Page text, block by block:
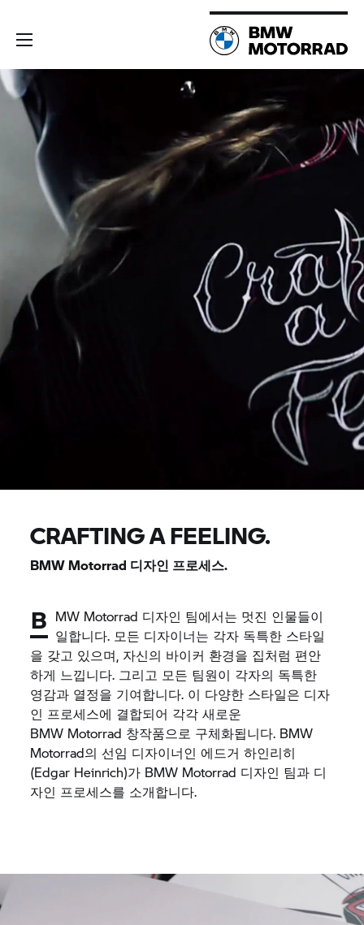
CRAFTING A FEELING.
BMW Motorrad 디자인 프로세스.
B MW Motorrad 디자인 팀에서는 멋진 인물들이
일합니다. 모든 디자이너는 각자 독특한 스타일
을 갖고 있으며, 자신의 바이커 환경을 집처럼 편안
하게 느낍니다. 그리고 모든 팀원이 각자의 독특한
영감과 열정을 기여합니다. 이 다양한 스타일은 디자
인 프로세스에 결합되어 각각 새로운
BMW Motorrad 창작품으로 구체화됩니다. BMW
Motorrad의 선임 디자이너인 에드거 하인리히
(Edgar Heinrich)가 BMW Motorrad 디자인 팀과 디
자인 프로세스를 소개합니다.